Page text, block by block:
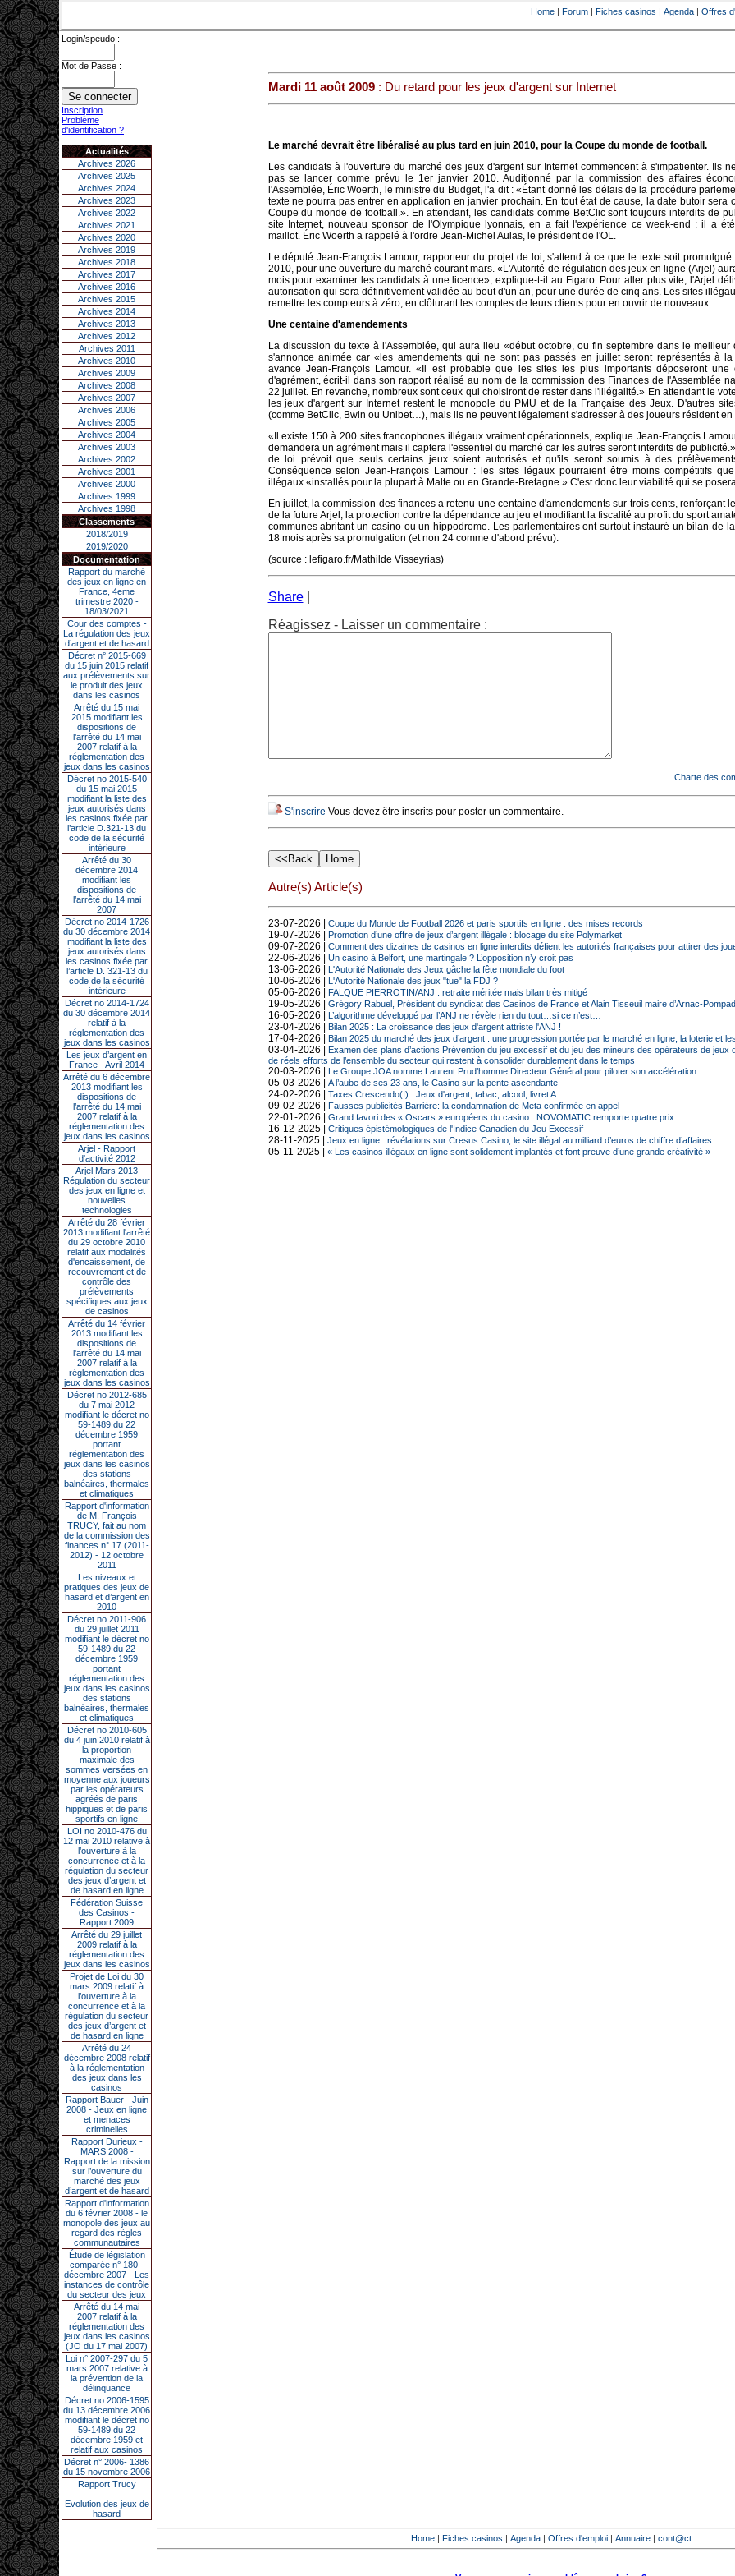
Home | Forum | Fiches casinos | Agenda | Offres
Login/speudo :
Mot de Passe :
Inscription
Problème
d'identification ?
Actualités
Archives 2026
Archives 2025
Archives 2024
Archives 2023
Archives 2022
Archives 2021
Archives 2020
Archives 2019
Archives 2018
Archives 2017
Archives 2016
Archives 2015
Archives 2014
Archives 2013
Archives 2012
Archives 2011
Archives 2010
Archives 2009
Archives 2008
Archives 2007
Archives 2006
Archives 2005
Archives 2004
Archives 2003
Archives 2002
Archives 2001
Archives 2000
Archives 1999
Archives 1998
Classements
2018/2019
2019/2020
Documentation
Rapport du marché
des jeux en ligne en
France, 4eme
trimestre 2020 -
18/03/2021
Cour des comptes -
La régulation des jeux
d’argent et de hasard
Décret n° 2015-669
du 15 juin 2015 relatif
aux prélèvements sur
le produit des jeux
dans les casinos
Arrêté du 15 mai
2015 modifiant les
dispositions de
l’arrêté du 14 mai
2007 relatif à la
réglementation des
jeux dans les casinos
Décret no 2015-540
du 15 mai 2015
modifiant la liste des
jeux autorisés dans
les casinos fixée par
l’article D.321-13 du
code de la sécurité
intérieure
Arrêté du 30
décembre 2014
modifiant les
dispositions de
l’arrêté du 14 mai
2007
Décret no 2014-1726
du 30 décembre 2014
modifiant la liste des
jeux autorisés dans
les casinos fixée par
l’article D. 321-13 du
code de la sécurité
intérieure
Décret no 2014-1724
du 30 décembre 2014
relatif à la
réglementation des
jeux dans les casinos
Les jeux d’argent en
France - Avril 2014
Arrêté du 6 décembre
2013 modifiant les
dispositions de
l’arrêté du 14 mai
2007 relatif à la
réglementation des
jeux dans les casinos
Arjel - Rapport
d'activité 2012
Arjel Mars 2013
Régulation du secteur
des jeux en ligne et
nouvelles
technologies
Arrêté du 28 février
2013 modifiant l'arrêté
du 29 octobre 2010
relatif aux modalités
d'encaissement, de
recouvrement et de
contrôle des
prélèvements
spécifiques aux jeux
de casinos
Arrêté du 14 février
2013 modifiant les
dispositions de
l'arrêté du 14 mai
2007 relatif à la
réglementation des
jeux dans les casinos
Décret no 2012-685
du 7 mai 2012
modifiant le décret no
59-1489 du 22
décembre 1959
portant
réglementation des
jeux dans les casinos
des stations
balnéaires, thermales
et climatiques
Rapport d'information
de M. François
TRUCY, fait au nom
de la commission des
finances n° 17 (2011-
2012) - 12 octobre
2011
Les niveaux et
pratiques des jeux de
hasard et d’argent en
2010
Décret no 2011-906
du 29 juillet 2011
modifiant le décret no
59-1489 du 22
décembre 1959
portant
réglementation des
jeux dans les casinos
des stations
balnéaires, thermales
et climatiques
Décret no 2010-605
du 4 juin 2010 relatif à
la proportion
maximale des
sommes versées en
moyenne aux joueurs
par les opérateurs
agréés de paris
hippiques et de paris
sportifs en ligne
LOI no 2010-476 du
12 mai 2010 relative à
l’ouverture à la
concurrence et à la
régulation du secteur
des jeux d’argent et
de hasard en ligne
Fédération Suisse
des Casinos -
Rapport 2009
Arrêté du 29 juillet
2009 relatif à la
réglementation des
jeux dans les casinos
Projet de Loi du 30
mars 2009 relatif à
l’ouverture à la
concurrence et à la
régulation du secteur
des jeux d’argent et
de hasard en ligne
Arrêté du 24
décembre 2008 relatif
à la réglementation
des jeux dans les
casinos
Rapport Bauer - Juin
2008 - Jeux en ligne
et menaces
criminelles
Rapport Durieux -
MARS 2008 -
Rapport de la mission
sur l’ouverture du
marché des jeux
d’argent et de hasard
Rapport d'information
du 6 février 2008 - le
monopole des jeux au
regard des règles
communautaires
Étude de législation
comparée n° 180 -
décembre 2007 - Les
instances de contrôle
du secteur des jeux
Arrêté du 14 mai
2007 relatif à la
réglementation des
jeux dans les casinos
(JO du 17 mai 2007)
Loi n° 2007-297 du 5
mars 2007 relative à
la prévention de la
délinquance
Décret no 2006-1595
du 13 décembre 2006
modifiant le décret no
59-1489 du 22
décembre 1959 et
relatif aux casinos
Décret n° 2006- 1386
du 15 novembre 2006
Rapport Trucy
Evolution des jeux de
hasard
Mardi 11 août 2009: Du retard pour les jeux d'argent sur Internet
Le marché devrait être libéralisé au plus tard en juin 2010, pour la Coupe du monde de football.
Les candidats à l'ouverture du marché des jeux d'argent sur Internet commencent à s'impatienter. Ils
pas se lancer comme prévu le 1er janvier 2010. Auditionné par la commission des affaires
l'Assemblée, Éric Woerth, le ministre du Budget, l'a dit : «Étant donné les délais de la procédure
texte ne pourra pas entrer en application en janvier prochain. En tout état de cause, la date butoir sera
Coupe du monde de football.». En attendant, les candidats comme BetClic sont toujours interdits de
site Internet, nouveau sponsor de l'Olympique lyonnais, en a fait l'expérience ce week-end : il a
maillot. Éric Woerth a rappelé à l'ordre Jean-Michel Aulas, le président de l'OL.
Le député Jean-François Lamour, rapporteur du projet de loi, s'attend à ce que le texte soit promulgué
2010, pour une ouverture du marché courant mars. «L'Autorité de régulation des jeux en ligne (Arjel)
mois pour examiner les candidats à une licence», explique-t-il au Figaro. Pour aller plus vite, l'Arjel
autorisation qui sera définitivement validée au bout d'un an, pour une durée de cinq ans. Les sites
remettre les compteurs à zéro, en clôturant les comptes de leurs clients pour en ouvrir de nouveaux.
Une centaine d'amendements
La discussion du texte à l'Assemblée, qui aura lieu «début octobre, ou fin septembre dans le meilleur
s'annonce animée car «les amendements qui ne sont pas passés en juillet seront représentés à la
avance Jean-François Lamour. «Il est probable que les sites les plus importants déposeront une
d'agrément, écrit-il dans son rapport réalisé au nom de la commission des Finances de l'Assemblée
22 juillet. En revanche, nombreux sont ceux qui choisiront de rester dans l'illégalité.» En attendant le
les jeux d'argent sur Internet restent le monopole du PMU et de la Française des Jeux. D'autres
(comme BetClic, Bwin ou Unibet…), mais ils ne peuvent légalement s'adresser à des joueurs résident en
«Il existe 150 à 200 sites francophones illégaux vraiment opérationnels, explique Jean-François
demandera un agrément mais il captera l'essentiel du marché car les autres seront interdits de
de loi prévoit que seuls certains jeux soient autorisés et qu'ils seront soumis à des
Conséquence selon Jean-François Lamour : les sites légaux pourraient être moins compétitifs
illégaux «installés pour la plupart à Malte ou en Grande-Bretagne.» C'est donc leur viabilité qui se
En juillet, la commission des finances a retenu une centaine d'amendements sur trois cents, renforçant
de la future Arjel, la protection contre la dépendance au jeu et modifiant la fiscalité au profit du sport
communes abritant un casino ou un hippodrome. Les parlementaires ont surtout instauré un bilan de
18 mois après sa promulgation (et non 24 comme d'abord prévu).
(source : lefigaro.fr/Mathilde Visseyrias)
Share
Réagissez - Laisser un commentaire :
Charte des
S'inscrire Vous devez être inscrits pour poster un commentaire.
Autre(s) Article(s)
23-07-2026 | Coupe du Monde de Football 2026 et paris sportifs en ligne : des mises records
19-07-2026 | Promotion d’une offre de jeux d’argent illégale : blocage du site Polymarket
09-07-2026 | Comment des dizaines de casinos en ligne interdits défient les autorités françaises pour attirer des
22-06-2026 | Un casino à Belfort, une martingale ? L’opposition n’y croit pas
13-06-2026 | L'Autorité Nationale des Jeux gâche la fête mondiale du foot
10-06-2026 | L'Autorité Nationale des jeux "tue" la FDJ ?
05-06-2026 | FALQUE PIERROTIN/ANJ : retraite méritée mais bilan très mitigé
19-05-2026 | Grégory Rabuel, Président du syndicat des Casinos de France et Alain Tisseuil maire d’Arnac-
16-05-2026 | L’algorithme développé par l’ANJ ne révèle rien du tout…si ce n’est…
23-04-2026 | Bilan 2025 : La croissance des jeux d'argent attriste l'ANJ !
17-04-2026 | Bilan 2025 du marché des jeux d’argent : une progression portée par le marché en ligne, la loterie et
03-04-2026 |
Examen des plans d’actions Prévention du jeu excessif et du jeu des mineurs des opérateurs de jeux
de réels efforts de l’ensemble du secteur qui restent à consolider durablement dans le temps
20-03-2026 | Le Groupe JOA nomme Laurent Prud’homme Directeur Général pour piloter son accélération
05-03-2026 | A l’aube de ses 23 ans, le Casino sur la pente ascendante
24-02-2026 | Taxes Crescendo(I) : Jeux d'argent, tabac, alcool, livret A....
09-02-2026 | Fausses publicités Barrière: la condamnation de Meta confirmée en appel
22-01-2026 | Grand favori des « Oscars » européens du casino : NOVOMATIC remporte quatre prix
16-12-2025 | Critiques épistémologiques de l'Indice Canadien du Jeu Excessif
28-11-2025 | Jeux en ligne : révélations sur Cresus Casino, le site illégal au milliard d’euros de chiffre d’affaires
05-11-2025 | « Les casinos illégaux en ligne sont solidement implantés et font preuve d’une grande créativité »
Home | Fiches casinos | Agenda | Offres d'emploi | Annuaire | cont@ct